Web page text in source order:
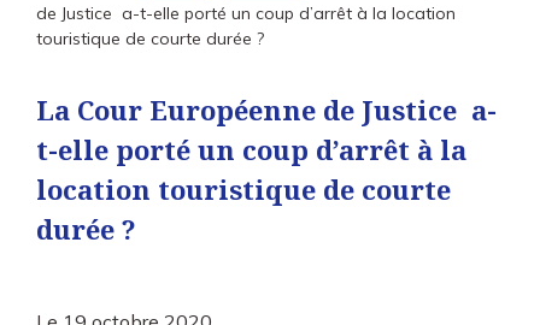
de Justice a-t-elle porté un coup d’arrêt à la location
touristique de courte durée ?
La Cour Européenne de Justice a-
t-elle porté un coup d’arrêt à la
location touristique de courte
durée ?